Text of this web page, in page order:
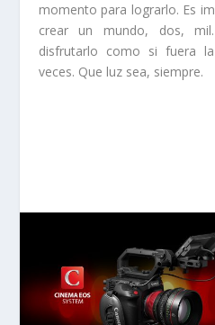
momento para lograrlo. Es
crear un mundo, dos,
disfrutarlo como si fuera
veces. Que luz sea, siempre.